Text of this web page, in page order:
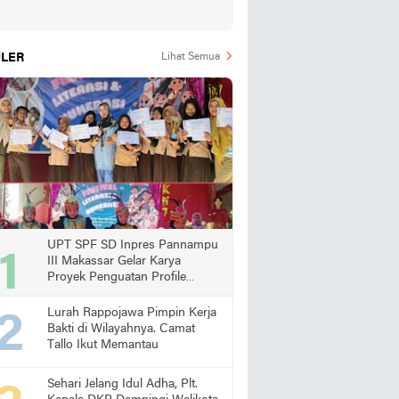
Lihat Semua
UPT SPF SD Inpres Pannampu
III Makassar Gelar Karya
Proyek Penguatan Profile
Lurah Rappojawa Pimpin Kerja
Bakti di Wilayahnya. Camat
Tallo Ikut Memantau
Sehari Jelang Idul Adha, Plt.